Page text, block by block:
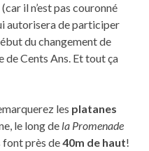
(car il n’est pas couronné
autorisera de participer
du changement de
Cents Ans. Et tout ça
les platanes
le long de la Promenade
près de40m de haut!